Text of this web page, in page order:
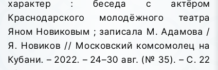
характер : беседа с актёром
Краснодарского молодёжного театра
Яном Новиковым ; записала М. Адамова /
Я. Новиков // Московский комсомолец на
Кубани. – 2022. – 24–30 авг. (№ 35). – С. 22